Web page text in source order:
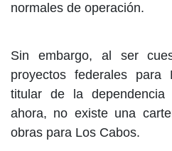
normales de operación.
Sin embargo, al ser
proyectos federales para
titular de la
ahora, no existe una
obras para Los Cabos.